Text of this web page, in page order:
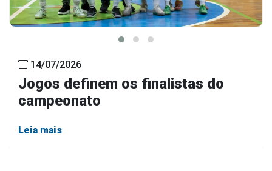
14/07/2026
Jogos definem os finalistas do
campeonato
Leia mais